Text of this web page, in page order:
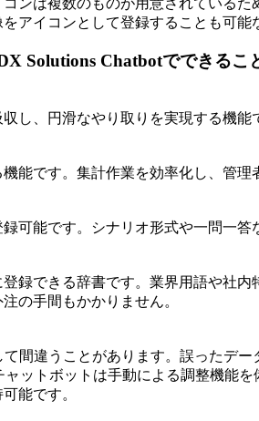
アイコンとして登録することも可
Solutions Chatbotでできるこ
し、円滑なやり取りを実現する機能
能です。集計作業を効率化し、管理
可能です。シナリオ形式や一問一
録できる辞書です。業界用語や社
の手間もかかりません。
間違うことがあります。誤ったデ
ットボットは手動による調整機能
能です。